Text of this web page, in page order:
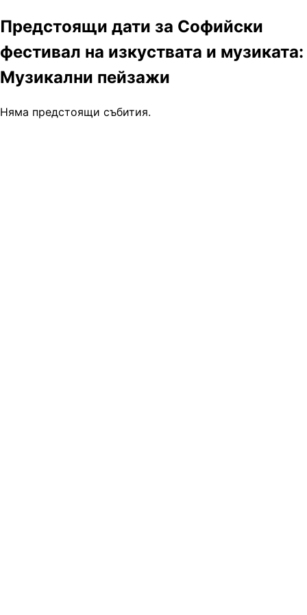
Предстоящи дати за Софийски
фестивал на изкуствата и музиката:
Музикални пейзажи
Няма предстоящи събития.